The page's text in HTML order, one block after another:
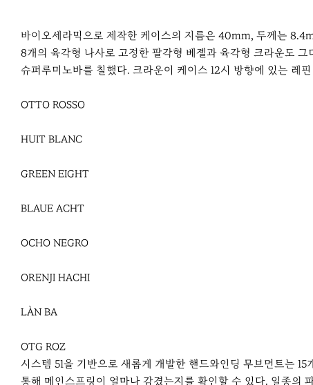
바이오세라믹으로 제작한 케이스의 지름은 40mm, 두께는
8개의 육각형 나사로 고정한 팔각형 베젤과 육각형 크라운도
슈퍼루미노바를 칠했다. 크라운이 케이스 12시 방향에 있는 레
OTTO ROSSO
HUIT BLANC
GREEN EIGHT
BLAUE ACHT
OCHO NEGRO
ORENJI HACHI
LÀN BA
OTG ROZ
시스템 51을 기반으로 새롭게 개발한 핸드와인딩 무브먼트는
통해 메인스프링이 얼마나 감겼는지를 확인할 수 있다. 일종의